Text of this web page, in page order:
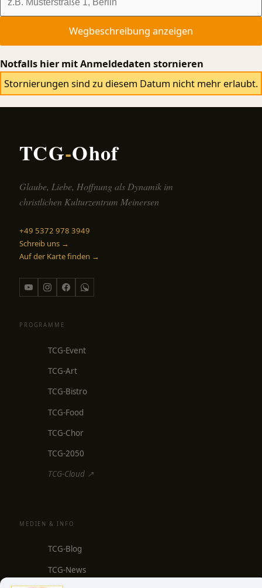
Notfalls hier mit Anmeldedaten stornieren
Stornierungen sind zu diesem Datum nicht mehr erlaubt.
TCG-Ohof
Glaube, Liebe, Hoffnung als Dynamik im
christlichen Kulturzentrum Meinersen
+49 5372 978 3949
Schreib uns →
Auf der Karte finden →
PROGRAMME
TCG-Event
TCG-Art
TCG-Bistro
TCG-Food
TCG-Chor
TCG-2050
TCG-Cloud ↗
MEDIEN & INFO
TCG-Blog
TCG-News